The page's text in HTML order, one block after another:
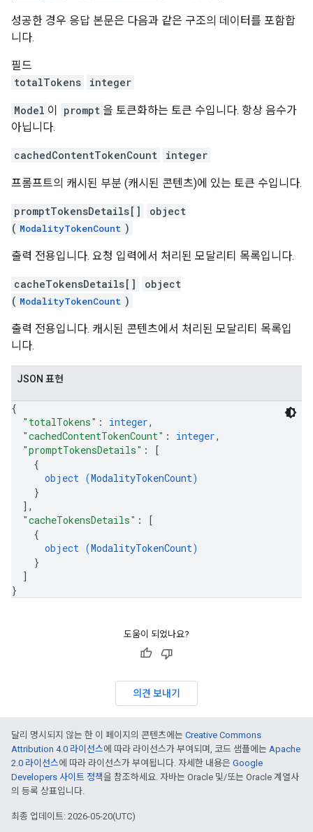
성공한 경우 응답 본문은 다음과 같은 구조의 데이터를 포함합
니다.
필드
totalTokens
integer
Model 이 prompt 을 토큰화하는 토큰 수입니다. 항상 음수가
아닙니다.
cachedContentTokenCount integer
프롬프트의 캐시된 부분 (캐시된 콘텐츠)에 있는 토큰 수입니다.
promptTokensDetails[]
object
( ModalityTokenCount )
출력 전용입니다. 요청 입력에서 처리된 모달리티 목록입니다.
cacheTokensDetails[]
object
( ModalityTokenCount )
출력 전용입니다. 캐시된 콘텐츠에서 처리된 모달리티 목록입
니다.
JSON 표현
{
"totalTokens" : integer,
"cachedContentTokenCount" : integer,
"promptTokensDetails" :
[
{
object (ModalityTokenCount)
}
] ,
"cacheTokensDetails" :
[
{
object (ModalityTokenCount)
}
]
}
도움이 되었나요?
의견 보내기
달리 명시되지 않는 한 이 페이지의 콘텐츠에는 Creative Commons
Attribution 4.0 라이선스에 따라 라이선스가 부여되며, 코드 샘플에는 Apache
2.0 라이선스에 따라 라이선스가 부여됩니다. 자세한 내용은 Google
Developers 사이트 정책을 참조하세요. 자바는 Oracle 및/또는 Oracle 계열사
의 등록 상표입니다.
최종 업데이트: 2026-05-20(UTC)